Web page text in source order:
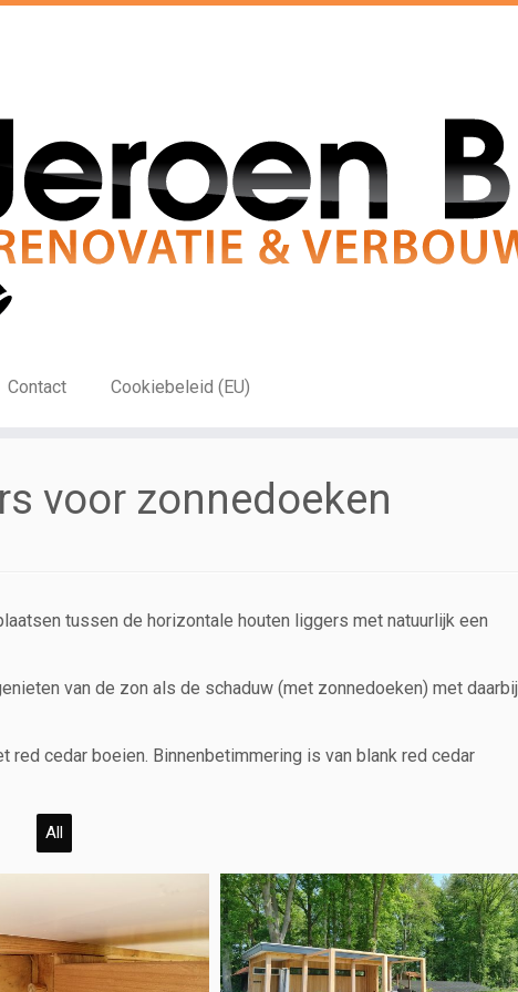
Contact Cookiebeleid (EU)
voor zonnedoeken
tussen de horizontale houten liggers met natuurlijk een
van de zon als de schaduw (met zonnedoeken) met daarbij
red cedar boeien. Binnenbetimmering is van blank red cedar
All